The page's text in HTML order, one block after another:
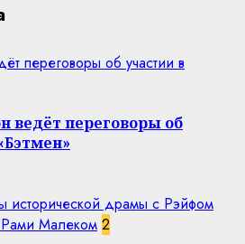
переговоры об участии в
ведёт переговоры об
исторической драмы с Рэйфом
Малеком 2